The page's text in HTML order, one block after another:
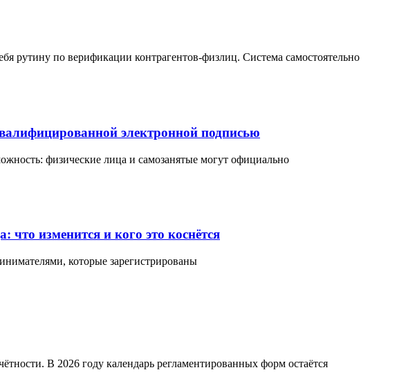
рутину по верификации контрагентов-физлиц. Система самостоятельно
электронной подписью
физические лица и самозанятые могут официально
изменится и кого это коснётся
которые зарегистрированы
В 2026 году календарь регламентированных форм остаётся